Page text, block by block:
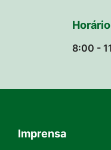
8:00 -
Seção do
Imprensa